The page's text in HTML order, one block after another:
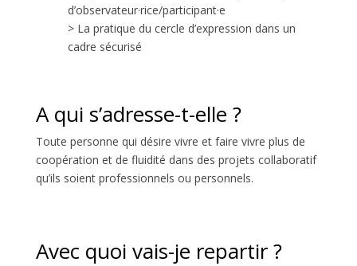
d’observateur·rice/participant·e
> La pratique du cercle d’expression dans un
cadre sécurisé
A qui s’adresse-t-elle ?
Toute personne qui désire vivre et faire vivre plus de
coopération et de fluidité dans des projets collaboratif
qu’ils soient professionnels ou personnels.
Avec quoi vais-je repartir ?